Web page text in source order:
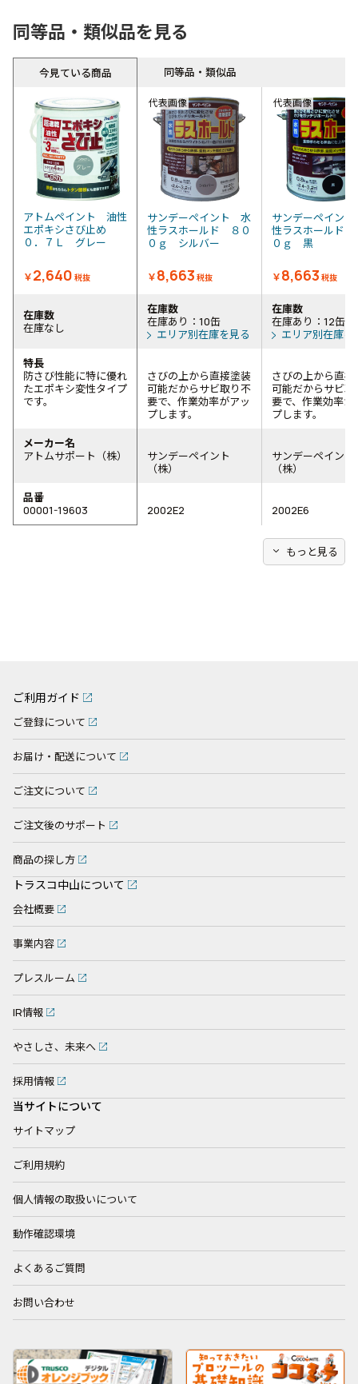
同等品・類似品を見る
今見ている商品 同等品・類似品
アトムペイント 油性
エポキシさび止め
０．７Ｌ グレー
￥2,640 税抜
代表画像
サンデーペイント 水
性ラスホールド ８０
０ｇ シルバー
￥8,663 税抜
代表画像
サンデーペイン
性ラスホールド
０ｇ 黒
￥8,663 税抜
在庫数
在庫なし
在庫数
在庫あり：10缶
エリア別在庫を見る
在庫数
在庫あり：12缶
エリア別在庫を
特長
防さび性能に特に優れ
たエポキシ変性タイプ
です。
さびの上から直接塗装
可能だからサビ取り不
要で、作業効率がアッ
プします。
さびの上から直接
可能だからサビ取
要で、作業効率が
プします。
メーカー名
アトムサポート（株）
サンデーペイント
（株）
サンデーペイント
（株）
品番
00001-19603
2002E2 2002E6
expand_more もっと見る
ご利用ガイド
ご登録について
お届け・配送について
ご注文について
ご注文後のサポート
商品の探し方
トラスコ中山について
会社概要
事業内容
プレスルーム
IR情報
やさしさ、未来へ
採用情報
当サイトについて
サイトマップ
ご利用規約
個人情報の取扱いについて
動作確認環境
よくあるご質問
お問い合わせ